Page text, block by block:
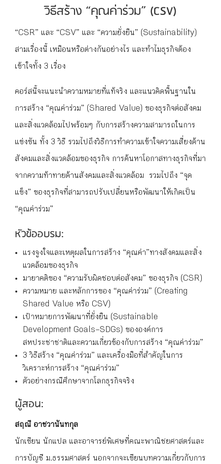
วิธีสร้าง “คุณค่าร่วม” (CSV)
“CSR” และ “CSV” และ “ความยั่งยืน” (Sustainability)
สามเรื่องนี้ เหมือนหรือต่างกันอย่างไร และทำไมธุรกิจต้อง
เข้าใจทั้ง 3 เรื่อง
คอร์สนี้จะแนะนำความหมายที่แท้จริง และแนวคิดพื้นฐานใน
การสร้าง “คุณค่าร่วม” (Shared Value) ของธุรกิจต่อสังคม
และสิ่งแวดล้อมไปพร้อมๆ กับการสร้างความสามารถในการ
แข่งขัน ทั้ง 3 วิธี รวมไปถึงวิธีการทำความเข้าใจความเสี่ยงด้าน
สังคมและสิ่งแวดล้อมของธุรกิจ การค้นหาโอกาสทางธุรกิจที่มา
จากความท้าทายด้านสังคมและสิ่งแวดล้อม รวมไปถึง “จุด
แข็ง” ของธุรกิจที่สามารถปรับเปลี่ยนหรือพัฒนาให้เกิดเป็น
“คุณค่าร่วม”
หัวข้ออบรม:
แรงจูงใจและเหตุผลในการสร้าง “คุณค่า”ทางสังคมและสิ่ง
แวดล้อมของธุรกิจ
มายาคติของ “ความรับผิดชอบต่อสังคม” ของธุรกิจ (CSR)
ความหมาย และหลักการของ “คุณค่าร่วม” (Creating
Shared Value หรือ CSV)
เป้าหมายการพัฒนาที่ยั่งยืน (Sustainable
Development Goals–SDGs) ขององค์การ
สหประชาชาติและความเกี่ยวข้องกับการสร้าง “คุณค่าร่วม”
3 วิธีสร้าง “คุณค่าร่วม” และเครื่องมือที่สำคัญในการ
วิเคราะห์การสร้าง “คุณค่าร่วม”
ตัวอย่างกรณีศึกษาจากโลกธุรกิจจริง
ผู้สอน:
สฤณี อาชวานันทกุล
นักเขียน นักแปล และอาจารย์พิเศษที่คณะพาณิชยศาสตร์และ
การบัญชี ม.ธรรมศาสตร์ นอกจากจะเขียนบทความเกี่ยวกับการ